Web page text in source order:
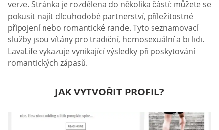
verze. Stránka je rozdělena do několika částí: můžete se
pokusit najít dlouhodobé partnerství, příležitostné
připojení nebo romantické rande. Tyto seznamovací
služby jsou vítány pro tradiční, homosexuální a bi lidi.
LavaLife vykazuje vynikající výsledky při poskytování
romantických zápasů.
JAK VYTVOŘIT PROFIL?